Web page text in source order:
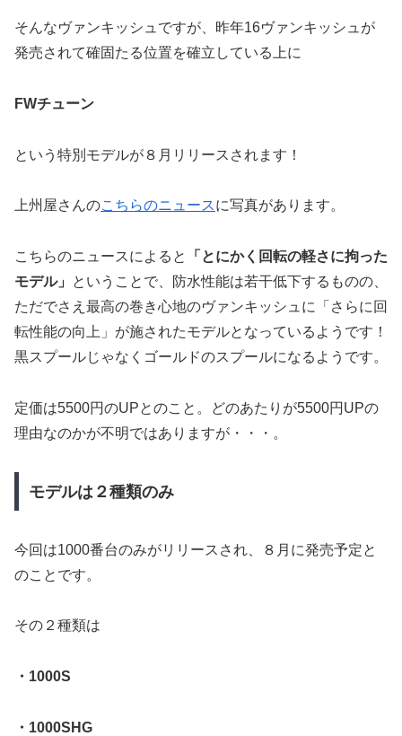
そんなヴァンキッシュですが、昨年16ヴァンキッシュが
発売されて確固たる位置を確立している上に
FWチューン
という特別モデルが８月リリースされます！
上州屋さんのこちらのニュースに写真があります。
こちらのニュースによると
「とにかく回転の軽さに拘った
モデル」
ということで、防水性能は若干低下するものの、
ただでさえ最高の巻き心地のヴァンキッシュに「さらに回
転性能の向上」が施されたモデルとなっているようです！
黒スプールじゃなくゴールドのスプールになるようです。
定価は5500円のUPとのこと。どのあたりが5500円UPの
理由なのかが不明ではありますが・・・。
モデルは２種類のみ
今回は1000番台のみがリリースされ、８月に発売予定と
のことです。
その２種類は
・1000S
・1000SHG